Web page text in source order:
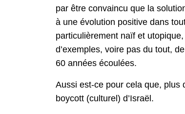
par être convaincu que la
à une évolution positive dans
particulièrement naïf et
d’exemples, voire pas du tout,
60 années écoulées.
Aussi est-ce pour cela que, plus
boycott (culturel) d’Israël.